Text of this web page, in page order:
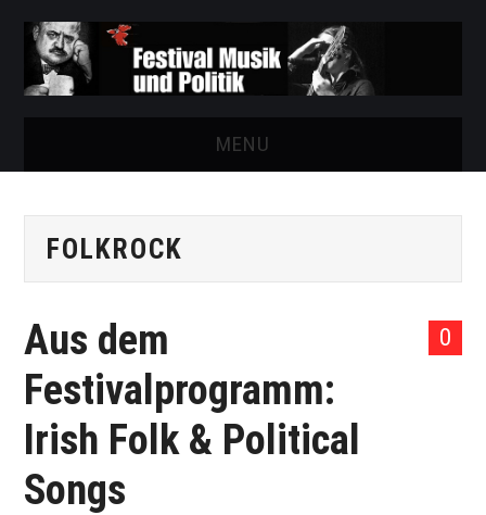
MENU
FESTIVAL
AUSSTELLUNGEN
ARCHIV
FOLKROCK
0
Aus dem
Festivalprogramm:
Irish Folk & Political
Songs